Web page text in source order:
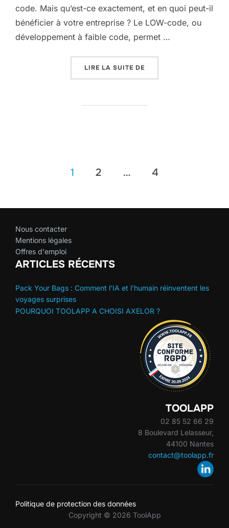
code. Mais qu’est-ce exactement, et en quoi peut-il
bénéficier à votre entreprise ? Le LOW-code, ou
développement à faible code, permet …
LIRE LA SUITE DE
Pagination
1 2 … 4
Nous contacter
Mentions légales
Offres d'emploi
ARTICLES RÉCENTS
Pack Your Bags : Comment l’IA et l’humain réinventent les
voyages surprises
POURQUOI TOOLAPP A CHOISI AXELOR ?
TOOLAPP
02 85 52 66 29
8 Boulevard Lelasseur,
44100 Nantes
contact@toolapp.fr
Politique de protection des données
Copyright © 2026 ToolApp